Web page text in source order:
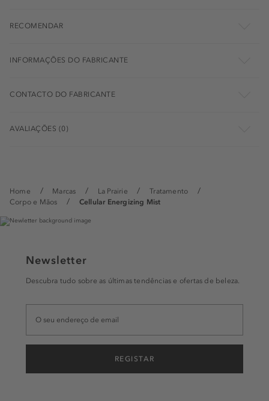
Home Marcas La Prairie
Tratamento
Corpo e Mãos
Cellular Energizing Mist
RECOMENDAR
INFORMAÇÕES DO FABRICANTE
CONTACTO DO FABRICANTE
AVALIAÇÕES (0)
Newsletter
Descubra tudo sobre as últimas tendências e ofertas de beleza.
REGISTAR